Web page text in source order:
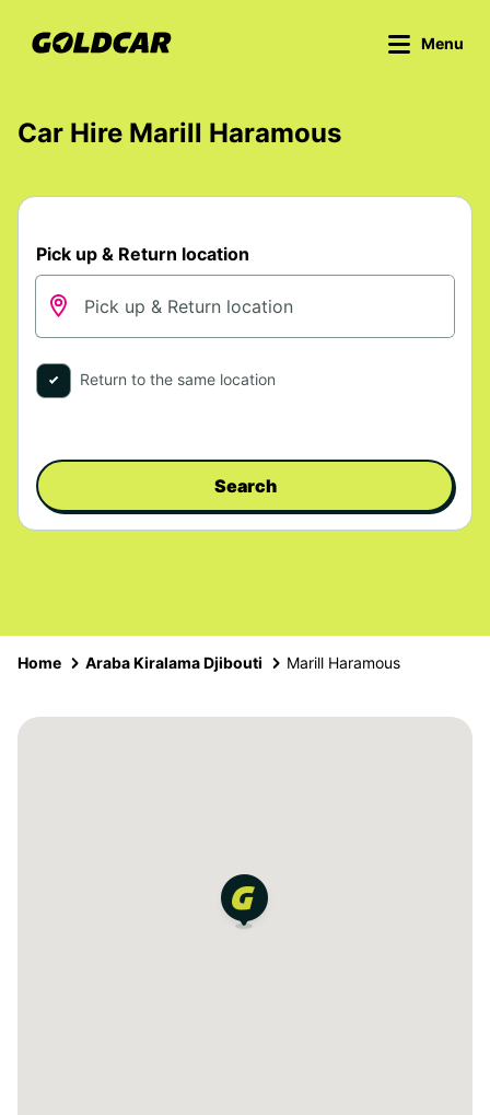
Menu
Car Hire Marill Haramous
Pick up & Return location
Return to the same location
Search
Home Araba Kiralama Djibouti Marill Haramous